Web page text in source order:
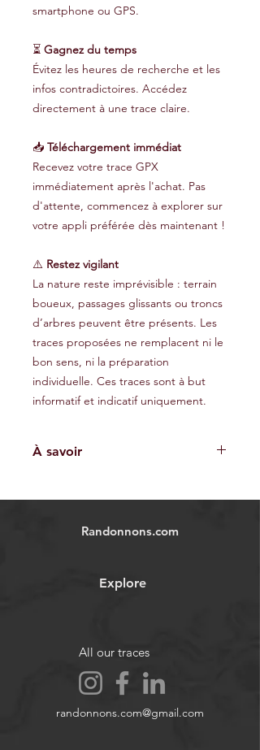
smartphone ou GPS.
⏳ Gagnez du temps
Évitez les heures de recherche et les
infos contradictoires. Accédez
directement à une trace claire.
📥 Téléchargement immédiat
Recevez votre trace GPX
immédiatement après l'achat. Pas
d'attente, commencez à explorer sur
votre appli préférée dès maintenant !
⚠️ Restez vigilant
La nature reste imprévisible : terrain
boueux, passages glissants ou troncs
d’arbres peuvent être présents. Les
traces proposées ne remplacent ni le
bon sens, ni la préparation
individuelle. Ces traces sont à but
informatif et indicatif uniquement.
À savoir
indicatif et ne garantissent pas
utilisateur est responsable de sa
capacités physiques avant
dommage matériel.
Images et vidéos non contractuelles.
Randonnons.com
Explore
All our traces
randonnons.com@gmail.com